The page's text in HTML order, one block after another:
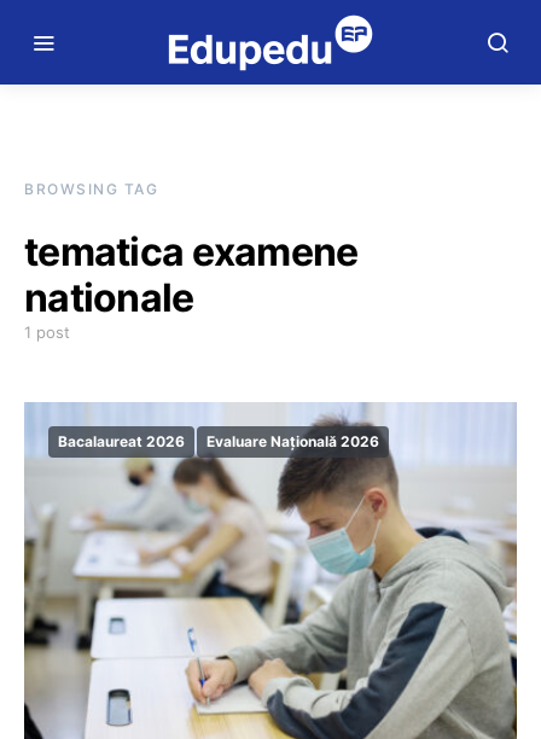
BROWSING TAG
tematica examene
nationale
1 post
Bacalaureat 2026 Evaluare Națională 2026